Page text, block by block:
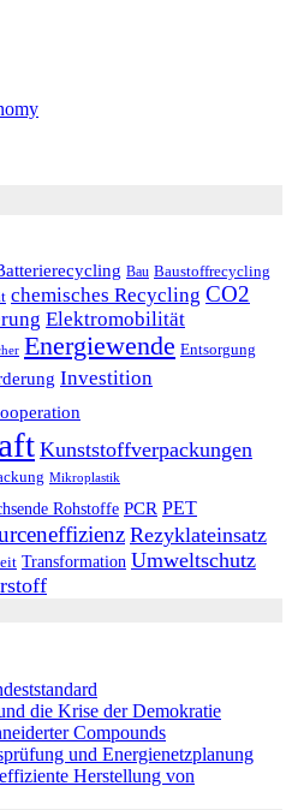
Bau Baustoffrecycling
chemisches Recycling CO2
Elektromobilität
Energiewende Entsorgung
Investition
Kunststoffverpackungen
Mikroplastik
Rohstoffe PCR PET
Rezyklateinsatz
Transformation Umweltschutz
die Krise der Demokratie
Compounds
und Energienetzplanung
Herstellung von